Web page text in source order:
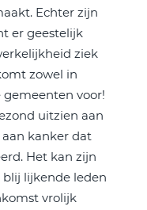
Echter zijn
er geestelijk
ziek
zowel in
voor!
uitzien aan
kanker dat
Het kan zijn
lijkende leden
vrolijk